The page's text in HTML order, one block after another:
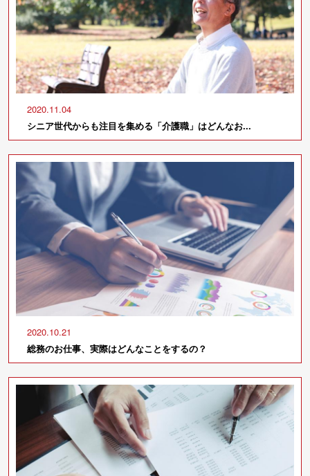
2020.11.04
シニア世代からも注目を集める「介護職」はどんなお...
2020.10.21
総務のお仕事、実際はどんなことをするの？